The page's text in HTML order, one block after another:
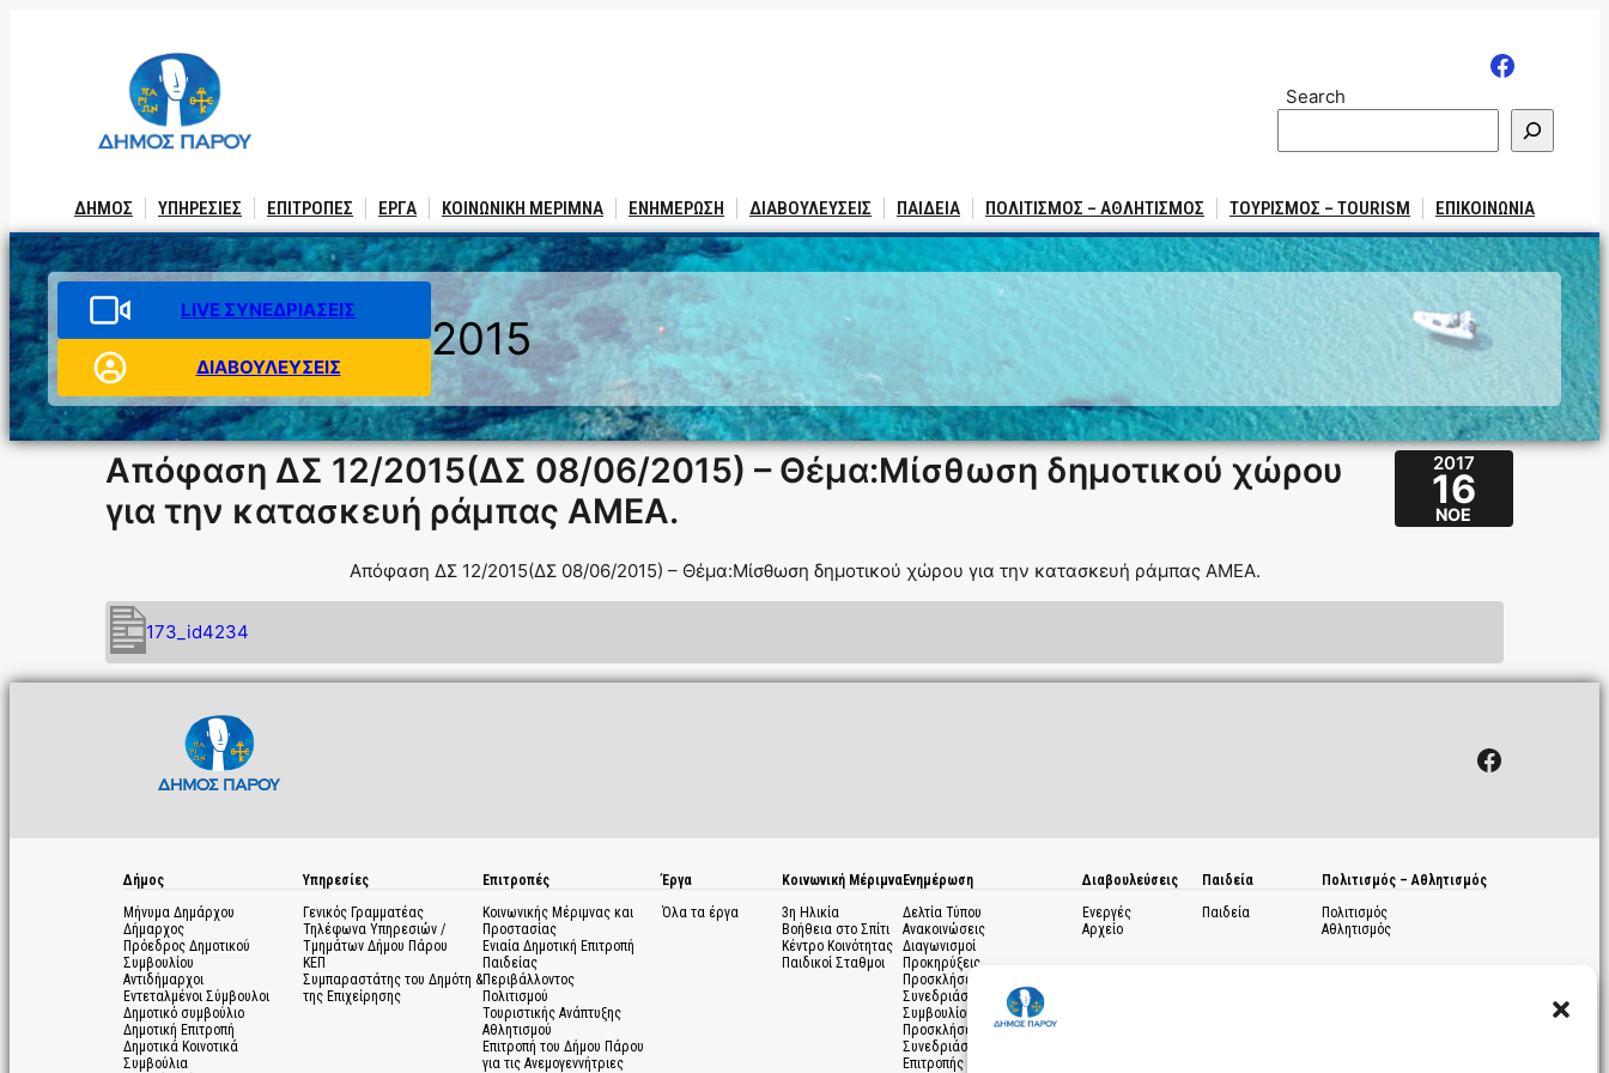
Search
ΔΗΜΟΣ ΥΠΗΡΕΣΙΕΣ ΕΠΙΤΡΟΠΕΣ ΕΡΓΑ ΚΟΙΝΩΝΙΚΗ ΜΕΡΙΜΝΑ ΕΝΗΜΕΡΩΣΗ ΔΙΑΒΟΥΛΕΥΣΕΙΣ ΠΑΙΔΕΙΑ ΠΟΛΙΤΙΣΜΟΣ – ΑΘΛΗΤΙΣΜΟΣ ΤΟΥΡΙΣΜΟΣ – TOURISM ΕΠΙΚΟΙΝΩΝΙΑ
LIVE ΣΥΝΕΔΡΙΑΣΕΙΣ
ΔΙΑΒΟΥΛΕΥΣΕΙΣ
2015
Απόφαση ΔΣ 12/2015(ΔΣ 08/06/2015) – Θέμα:Μίσθωση δημοτικού χώρου
για την κατασκευή ράμπας ΑΜΕΑ.
2017
16
ΝΟΈ
Απόφαση ΔΣ 12/2015(ΔΣ 08/06/2015) – Θέμα:Μίσθωση δημοτικού χώρου για την κατασκευή ράμπας ΑΜΕΑ.
173_id4234
Facebook
Δήμος
Μήνυμα Δημάρχου
Δήμαρχος
Πρόεδρος Δημοτικού
Συμβουλίου
Αντιδήμαρχοι
Εντεταλμένοι Σύμβουλοι
Δημοτικό συμβούλιο
Δημοτική Επιτροπή
Δημοτικά Κοινοτικά
Συμβούλια
Υπηρεσίες
Γενικός Γραμματέας
Τηλέφωνα Υπηρεσιών /
Τμημάτων Δήμου Πάρου
ΚΕΠ
Συμπαραστάτης του Δημότη &
της Επιχείρησης
Επιτροπές
Κοινωνικής Μέριμνας και
Προστασίας
Ενιαία Δημοτική Επιτροπή
Παιδείας
Περιβάλλοντος
Πολιτισμού
Τουριστικής Ανάπτυξης
Αθλητισμού
Επιτροπή του Δήμου Πάρου
για τις Ανεμογεννήτριες
Έργα
Όλα τα έργα
Κοινωνική Μέριμνα
3η Ηλικία
Βοήθεια στο Σπίτι
Κέντρο Κοινότητας
Παιδικοί Σταθμοι
Ενημέρωση
Δελτία Τύπου
Ανακοινώσεις
Διαγωνισμοί
Προκηρύξεις
Προσκλήσεις σε
Συνεδριάσεις Δημοτικού
Συμβουλίου
Προσκλήσεις σε
Συνεδριάσεις Δημοτικής
Επιτροπής
Διαβουλεύσεις
Ενεργές
Αρχείο
Παιδεία
Παιδεία
Πολιτισμός – Αθλητισμός
Πολιτισμός
Αθλητισμός